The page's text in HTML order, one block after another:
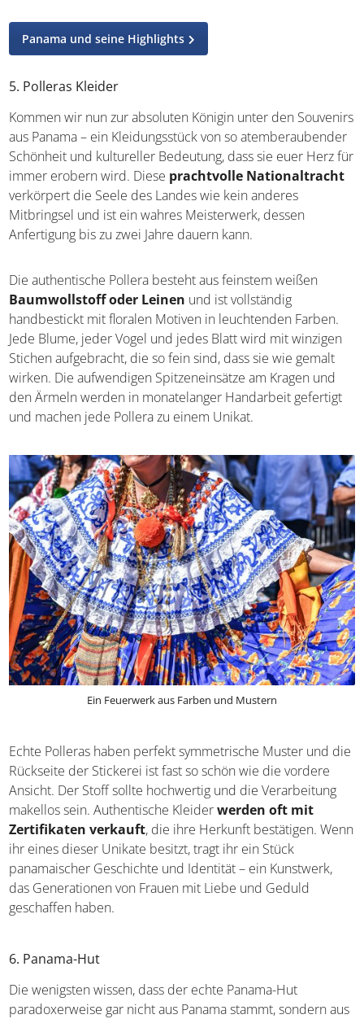
und Gegenwart, die euer Zuhause mit warmer,
authentischer Ausstrahlung erfüllen.
5. Polleras Kleider
Kommen wir nun zur absoluten Königin unter den
Souvenirs aus Panama – ein Kleidungsstück von so
atemberaubender Schönheit und kultureller Bedeutung,
dass sie euer Herz für immer erobern wird. Diese
Landes wie kein anderes Mitbringsel und ist ein wahres
Meisterwerk, dessen Anfertigung bis zu zwei Jahre dauern
kann.
Die authentische Pollera besteht aus feinstem weißen
Baumwollstoff oder Leinenund ist vollständig
handbestickt mit floralen Motiven in leuchtenden Farben.
Jede Blume, jeder Vogel und jedes Blatt wird mit winzigen
wirken. Die aufwendigen Spitzeneinsätze am Kragen und
den Ärmeln werden in monatelanger Handarbeit gefertigt
und machen jede Pollera zu einem Unikat.
Ein Feuerwerk aus Farben und Mustern
Echte Polleras haben perfekt symmetrische Muster und
die Rückseite der Stickerei ist fast so schön wie die
vordere Ansicht. Der Stoff sollte hochwertig und die
Verarbeitung makellos sein. Authentische Kleider
werden oft mit Zertifikaten verkauft
Identität – ein Kunstwerk, das Generationen von Frauen
mit Liebe und Geduld geschaffen haben.